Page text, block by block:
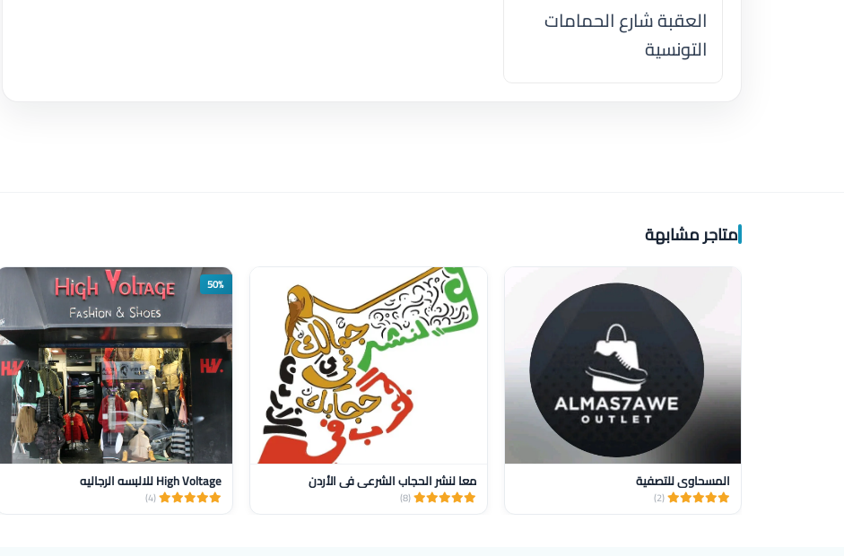
اضغط لتحميل الموقع
العقبة شارع الحمامات
التونسية
متاجر مشابهة
المسحاوي للتصفية
(2)
معا لنشر الحجاب الشرعي في الأردن
(8)
50%
High Voltage للالبسه الرجاليه
(4)